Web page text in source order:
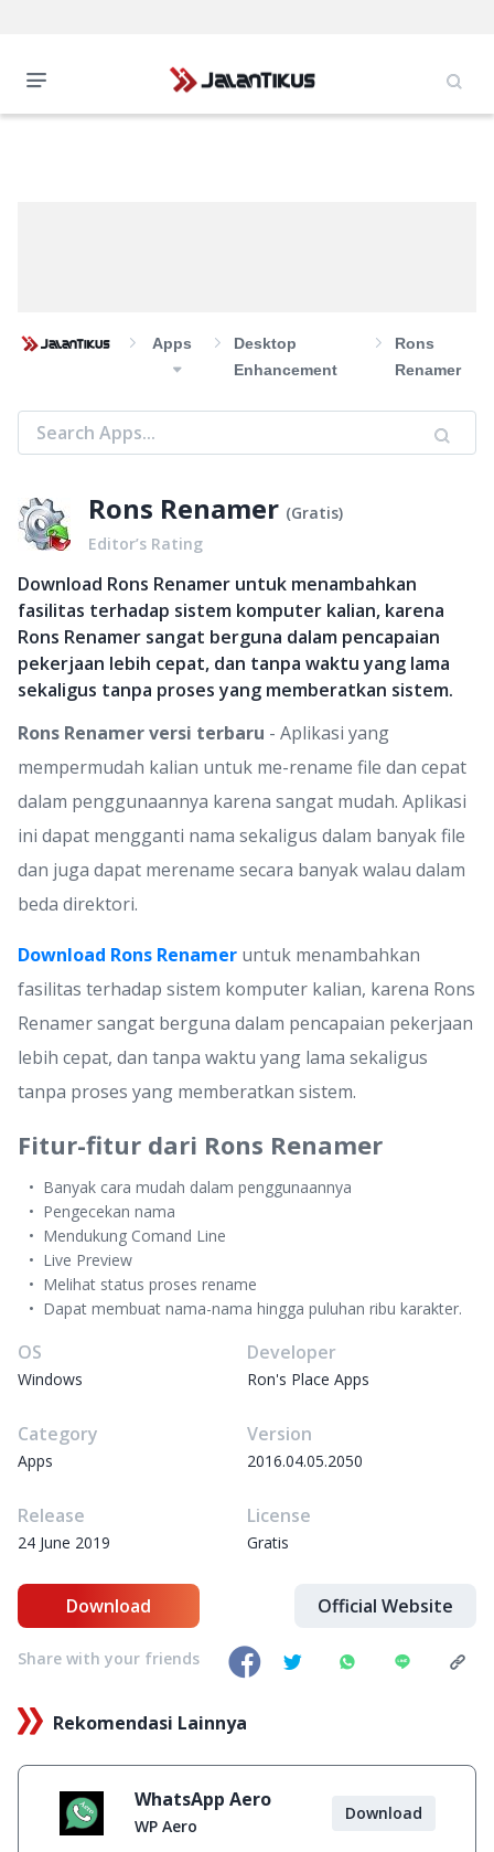
Apps
Desktop
Enhancement
Rons
Renamer
Rons Renamer (Gratis)
Editor’s Rating
Download Rons Renamer untuk menambahkan
fasilitas terhadap sistem komputer kalian, karena
Rons Renamer sangat berguna dalam pencapaian
pekerjaan lebih cepat, dan tanpa waktu yang lama
sekaligus tanpa proses yang memberatkan sistem.
Rons Renamer versi terbaru - Aplikasi yang
mempermudah kalian untuk me-rename file dan cepat
dalam penggunaannya karena sangat mudah. Aplikasi
ini dapat mengganti nama sekaligus dalam banyak file
dan juga dapat merename secara banyak walau dalam
beda direktori.
Download Rons Renamer untuk menambahkan
fasilitas terhadap sistem komputer kalian, karena Rons
Renamer sangat berguna dalam pencapaian pekerjaan
lebih cepat, dan tanpa waktu yang lama sekaligus
tanpa proses yang memberatkan sistem.
Fitur-fitur dari Rons Renamer
Banyak cara mudah dalam penggunaannya
Pengecekan nama
Mendukung Comand Line
Live Preview
Melihat status proses rename
Dapat membuat nama-nama hingga puluhan ribu karakter.
OS
Windows
Developer
Ron's Place Apps
Category
Apps
Version
2016.04.05.2050
Release
24 June 2019
License
Gratis
Download Official Website
Share with your friends
Rekomendasi Lainnya
WhatsApp Aero
WP Aero
Download